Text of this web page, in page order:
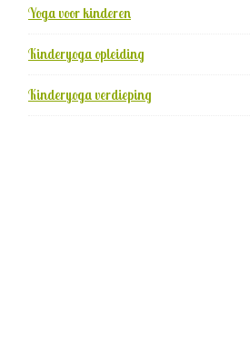
Yoga voor kinderen
Kinderyoga opleiding
Kinderyoga verdieping